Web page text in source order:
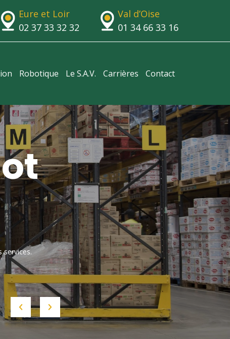
Eure et Loir
02 37 33 32 32
Val d’Oise
01 34 66 33 16
Robotique Le S.A.V. Carrières Contact
services.